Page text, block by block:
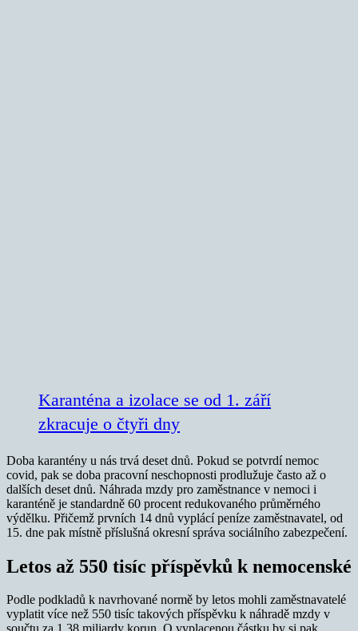
Karanténa a izolace se od 1. září
zkracuje o čtyři dny
Doba karantény u nás trvá deset dnů. Pokud se potvrdí nemoc
covid, pak se doba pracovní neschopnosti prodlužuje často až o
dalších deset dnů. Náhrada mzdy pro zaměstnance v nemoci i
karanténě je standardně 60 procent redukovaného průměrného
výdělku. Přičemž prvních 14 dnů vyplácí peníze zaměstnavatel, od
15. dne pak místně příslušná okresní správa sociálního zabezpečení.
Letos až 550 tisíc příspěvků k nemocenské
Podle podkladů k navrhované normě by letos mohli zaměstnavatelé
vyplatit více než 550 tisíc takových příspěvku k náhradě mzdy v